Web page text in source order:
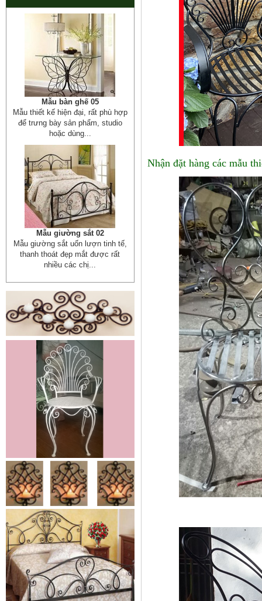
Mẫu ban công sắt 06
Đây là mẫu lan can ban công sắt
hộp đẹp, đơn giản, hiện đại và...
Xích đu sắt 01
Dễ dàng vận chuyển, lắp đặt Kích
Thước: (D)1300 x (W)1000 x...
Mẫu giường sắt đẹp _ 51
Giường sắt đẹp phong cách hiện
đại phù hợp nhiều lứa tuổi
Giường sắt đủ mọi...
Lá thép đúc - phụ kiện sắt mỹ
thuật
- Lá hoa thép đúc trang trí cửa
cổng sắt, - Lá hoa...
Nhận đặt hàng các mẫu